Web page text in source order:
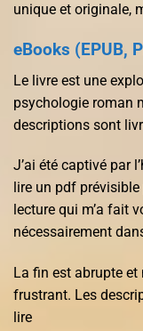
unique et originale,
eBooks (EPUB,
Le livre est une
psychologie roman
descriptions sont
J’ai été captivé par
lire un pdf
lecture qui m’a fait
nécessairement
La fin est abrupte et
frustrant. Les
lire